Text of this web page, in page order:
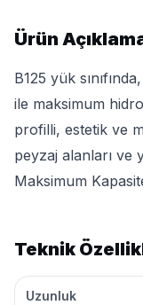
Ürün
B125 yük
ile maksimum
profilli, estetik ve
peyzaj alanları ve
Maksimum
Teknik
Uzunluk